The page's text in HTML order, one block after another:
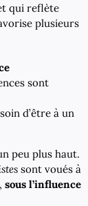
qui reflète
plusieurs
sont
d’être à un
peu plus haut.
sont voués à
sous l’influence